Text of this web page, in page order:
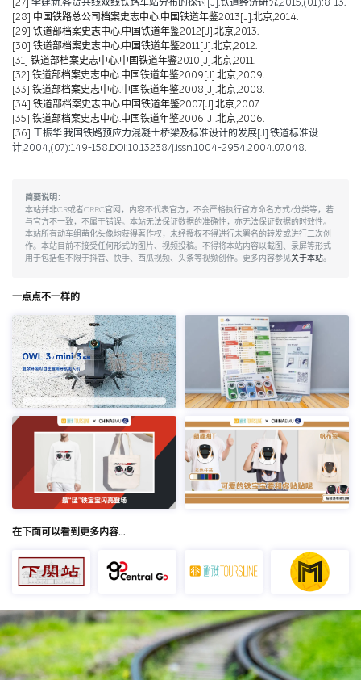
[27] 李建新.客货共线双线铁路车站分布的探讨[J].铁道经济研究,2015,(01):8-13.
[28] 中国铁路总公司档案史志中心.中国铁道年鉴2013[J].北京,2014.
[29] 铁道部档案史志中心.中国铁道年鉴2012[J].北京,2013.
[30] 铁道部档案史志中心.中国铁道年鉴2011[J].北京,2012.
[31] 铁道部档案史志中心.中国铁道年鉴2010[J].北京,2011.
[32] 铁道部档案史志中心.中国铁道年鉴2009[J].北京,2009.
[33] 铁道部档案史志中心.中国铁道年鉴2008[J].北京,2008.
[34] 铁道部档案史志中心.中国铁道年鉴2007[J].北京,2007.
[35] 铁道部档案史志中心.中国铁道年鉴2006[J].北京,2006.
[36] 王振华.我国铁路预应力混凝土桥梁及标准设计的发展[J].铁道标准设
计,2004,(07):149-158.DOI:10.13238/j.issn.1004-2954.2004.07.048.
简要说明：
本站并非CR或者CRRC官网，内容不代表官方，不会严格执行官方命名方式/分类等，若
与官方不一致，不属于错误。本站无法保证数据的准确性，亦无法保证数据的时效性。
本站所有动车组萌化头像均获得著作权，未经授权不得进行未署名的转发或进行二次创
作。本站目前不接受任何形式的图片、视频投稿。不得将本站内容以截图、录屏等形式
用于包括但不限于抖音、快手、西瓜视频、头条等视频创作。更多内容参见关于本站。
一点点不一样的
在下面可以看到更多内容…